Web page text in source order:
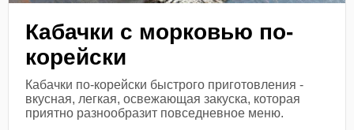
Кабачки с морковью по-
корейски
Кабачки по-корейски быстрого приготовления -
вкусная, легкая, освежающая закуска, которая
приятно разнообразит повседневное меню.